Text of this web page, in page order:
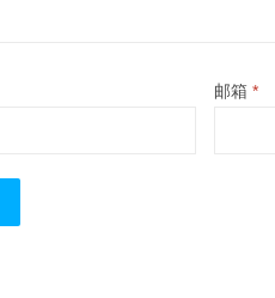
邮箱 *